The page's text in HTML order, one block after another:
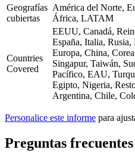
Geografías
cubiertas
América del Norte,
África, LATAM
Countries
Covered
EEUU, Canadá,
España, Italia,
Europa, China,
Singapur, Taiwán,
Pacífico, EAU,
Egipto, Nigeria,
Argentina, Chile,
Personalice este informe para
Preguntas